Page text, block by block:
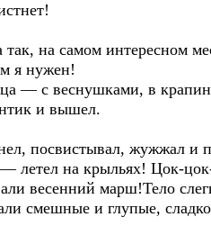
на самом интересном
я нужен!
— с веснушками, в
и вышел.
посвистывал, жужжал и
летел на крыльях! Цок-
весенний марш!Тело
смешные и глупые,